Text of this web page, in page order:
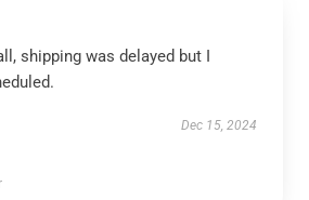
shipping was delayed but I
Dec 15, 2024